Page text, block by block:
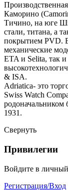
Каморино
Тичино, на юге
стали, титана, а
покрытием PVD.
механические
ETA и Selita, так
& ISA.
Adriatica- это
Swiss Watch
родоначальником
1931.
Свернуть
Привилегии
Войдите в личный
Регистрация/Вход